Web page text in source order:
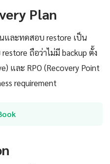
Plan
และทดสอบ restore เป็น
ถือว่าไม่มี backup ตั้ง
และ RPO (Recovery Point
requirement